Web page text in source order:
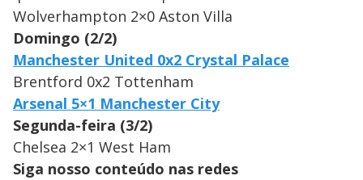
Wolverhampton 2×0 Aston Villa
Domingo (2/2)
Manchester United 0x2 Crystal Palace
Brentford 0x2 Tottenham
Arsenal 5×1 Manchester City
Segunda-feira (3/2)
Chelsea 2×1 West Ham
Siga nosso conteúdo nas redes